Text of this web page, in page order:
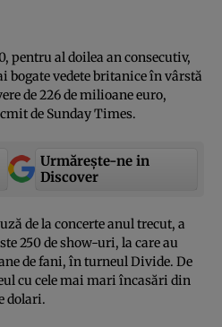
pentru al doilea an consecutiv,
vedete britanice în vârstă
de 226 de milioane euro,
de Sunday Times.
Urmărește-ne in
Discover
de la concerte anul trecut, a
250 de show-uri, la care au
de fani, în turneul Divide. De
cu cele mai mari încasări din
dolari.